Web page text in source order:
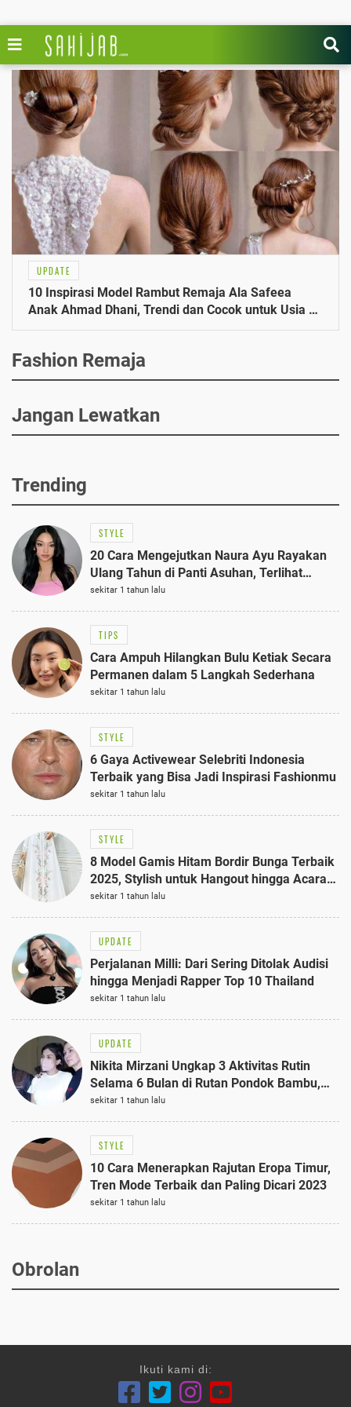
UPDATE
10 Inspirasi Model Rambut Remaja Ala Safeea
Anak Ahmad Dhani, Trendi dan Cocok untuk Usia 14
Tahun
Fashion Remaja
Jangan Lewatkan
Trending
STYLE
20 Cara Mengejutkan Naura Ayu Rayakan
Ulang Tahun di Panti Asuhan, Terlihat
Anggun dengan Kaftan Cokelat
sekitar 1 tahun lalu
TIPS
Cara Ampuh Hilangkan Bulu Ketiak Secara
Permanen dalam 5 Langkah Sederhana
sekitar 1 tahun lalu
STYLE
6 Gaya Activewear Selebriti Indonesia
Terbaik yang Bisa Jadi Inspirasi Fashionmu
sekitar 1 tahun lalu
STYLE
8 Model Gamis Hitam Bordir Bunga Terbaik
2025, Stylish untuk Hangout hingga Acara
Semi-Formal
sekitar 1 tahun lalu
UPDATE
Perjalanan Milli: Dari Sering Ditolak Audisi
hingga Menjadi Rapper Top 10 Thailand
sekitar 1 tahun lalu
UPDATE
Nikita Mirzani Ungkap 3 Aktivitas Rutin
Selama 6 Bulan di Rutan Pondok Bambu,
Terungkap!
sekitar 1 tahun lalu
STYLE
10 Cara Menerapkan Rajutan Eropa Timur,
Tren Mode Terbaik dan Paling Dicari 2023
sekitar 1 tahun lalu
Obrolan
Ikuti kami di: